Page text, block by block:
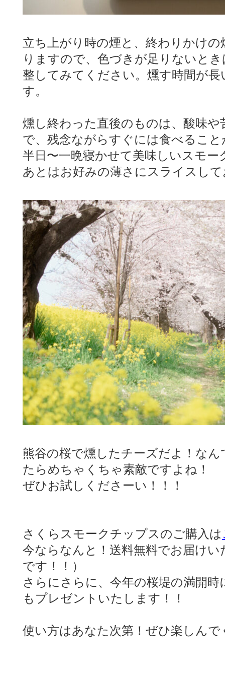
立ち上がり時の煙と、終わりかけ
りますので、色づきが足りないと
整してみてください。燻す時間が
す。
燻し終わった直後のものは、酸味
で、残念ながらすぐには食べるこ
半日〜一晩寝かせて美味しいスモー
あとはお好みの薄さにスライスし
熊谷の桜で燻したチーズだよ！な
たらめちゃくちゃ素敵ですよね！
ぜひお試しくださーい！！！
さくらスモークチップスのご購入は
今ならなんと！送料無料でお届けい
です！！）
さらにさらに、今年の桜堤の満開
もプレゼントいたします！！
使い方はあなた次第！ぜひ楽しん